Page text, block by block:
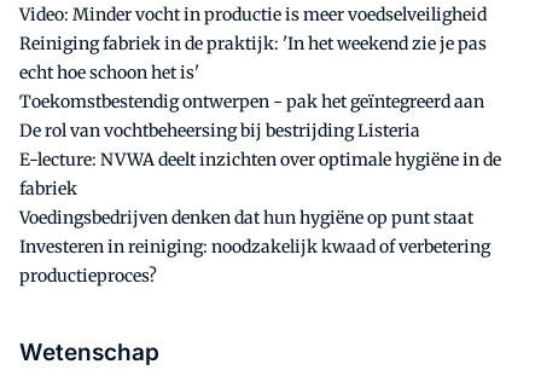
Video: Minder vocht in productie is meer voedselveiligheid
Reiniging fabriek in de praktijk: 'In het weekend zie je pas
echt hoe schoon het is'
Toekomstbestendig ontwerpen - pak het geïntegreerd aan
De rol van vochtbeheersing bij bestrijding Listeria
E-lecture: NVWA deelt inzichten over optimale hygiëne in de
fabriek
Voedingsbedrijven denken dat hun hygiëne op punt staat
Investeren in reiniging: noodzakelijk kwaad of verbetering
productieproces?
Wetenschap